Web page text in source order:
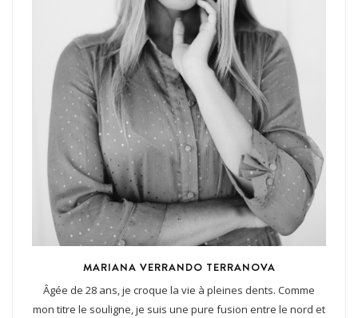
MARIANA VERRANDO TERRANOVA
Âgée de 28 ans, je croque la vie à pleines dents. Comme
mon titre le souligne, je suis une pure fusion entre le nord et